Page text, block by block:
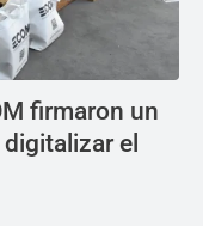
firmaron un
el